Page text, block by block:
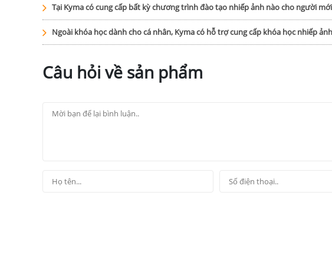
Tại Kyma có cung cấp bất kỳ chương trình đào tạo nhiếp ảnh nào cho người
Ngoài khóa học dành cho cá nhân, Kyma có hỗ trợ cung cấp khóa học nhiếp
Câu hỏi về sản phẩm